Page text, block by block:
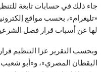
جاء ذلك في حسابات تابعة
«تليغرام»، بحسب مواقع
لها عن أسباب قرار فصل الشرعيين
وبحسب التقرير عزا التنظيم
اليقظان المصري»، و«أبو شعيب